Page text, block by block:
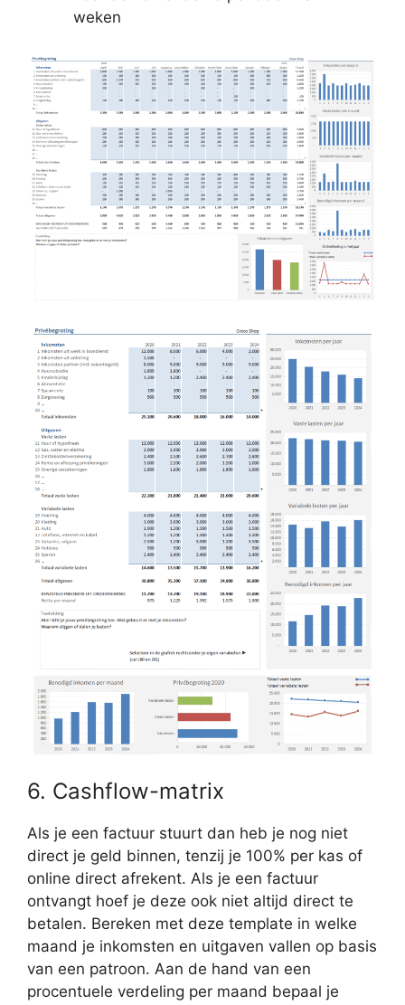
weken
6. Cashflow-matrix
Als je een factuur stuurt dan heb je nog niet
direct je geld binnen, tenzij je 100% per kas of
online direct afrekent. Als je een factuur
ontvangt hoef je deze ook niet altijd direct te
betalen. Bereken met deze template in welke
maand je inkomsten en uitgaven vallen op basis
van een patroon. Aan de hand van een
procentuele verdeling per maand bepaal je